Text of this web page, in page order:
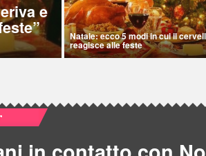
e
Natale: ecco 5 modi in cui il
reagisce alle feste